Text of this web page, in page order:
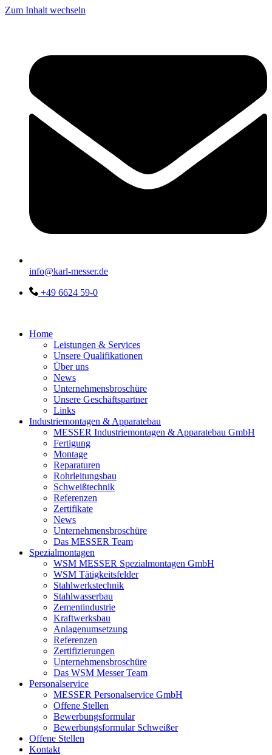
Zum Inhalt wechseln
info@karl-messer.de
+49 6624 59-0
Home
Leistungen & Services
Unsere Qualifikationen
Über uns
News
Unternehmensbroschüre
Unsere Geschäftspartner
Links
Industriemontagen & Apparatebau
MESSER Industriemontagen & Apparatebau GmbH
Fertigung
Montage
Reparaturen
Rohrleitungsbau
Schweißtechnik
Referenzen
Zertifikate
News
Unternehmensbroschüre
Das MESSER Team
Spezialmontagen
WSM MESSER Spezialmontagen GmbH
WSM Tätigkeitsfelder
Stahlwerkstechnik
Stahlwasserbau
Zementindustrie
Kraftwerksbau
Anlagenumsetzung
Referenzen
Zertifizierungen
Unternehmensbroschüre
Das WSM Messer Team
Personalservice
MESSER Personalservice GmbH
Offene Stellen
Bewerbungsformular
Bewerbungsformular Schweißer
Offene Stellen
Kontakt